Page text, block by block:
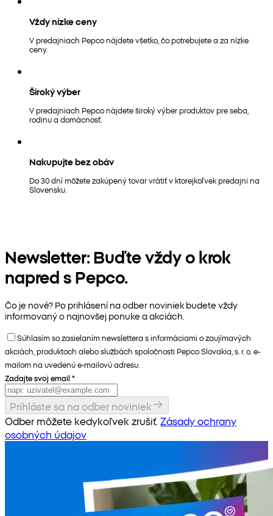
Vždy nízke ceny
V predajniach Pepco nájdete všetko, čo potrebujete a za nízke
ceny.
Široký výber
V predajniach Pepco nájdete široký výber produktov pre seba,
rodinu a domácnosť.
Nakupujte bez obáv
Do 30 dní môžete zakúpený tovar vrátiť v ktorejkoľvek predajni na
Slovensku.
Newsletter: Buďte vždy o krok
napred s Pepco.
Čo je nové? Po prihlásení na odber noviniek budete vždy
informovaný o najnovšej ponuke a akciách.
Súhlasím so zasielaním newslettera s informáciami o zaujímavých
akciách, produktoch alebo službách spoločnosti Pepco Slovakia, s. r. o. e-
mailom na uvedenú e-mailovú adresu.
Zadajte svoj email *
Prihláste sa na odber noviniek
Odber môžete kedykoľvek zrušiť.Zásady ochrany
osobných údajov